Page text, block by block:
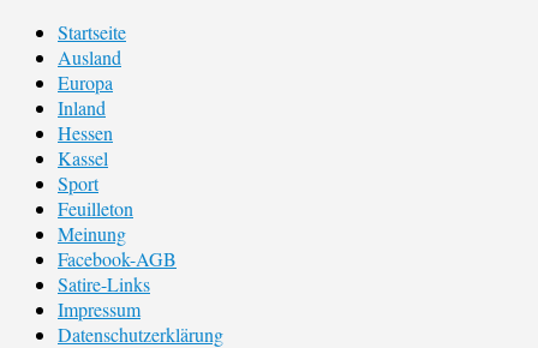
Startseite
Ausland
Europa
Inland
Hessen
Kassel
Sport
Feuilleton
Meinung
Facebook-AGB
Satire-Links
Impressum
Datenschutzerklärung